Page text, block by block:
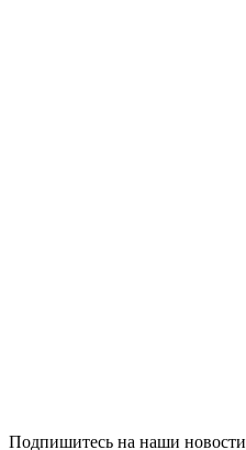
Подпишитесь на наши новости